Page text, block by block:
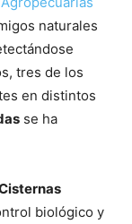
naturales
tres de los
en distintos
se ha
biológico y